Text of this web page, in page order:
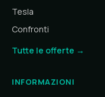
Tesla
Confronti
Tutte le offerte →
INFORMAZIONI